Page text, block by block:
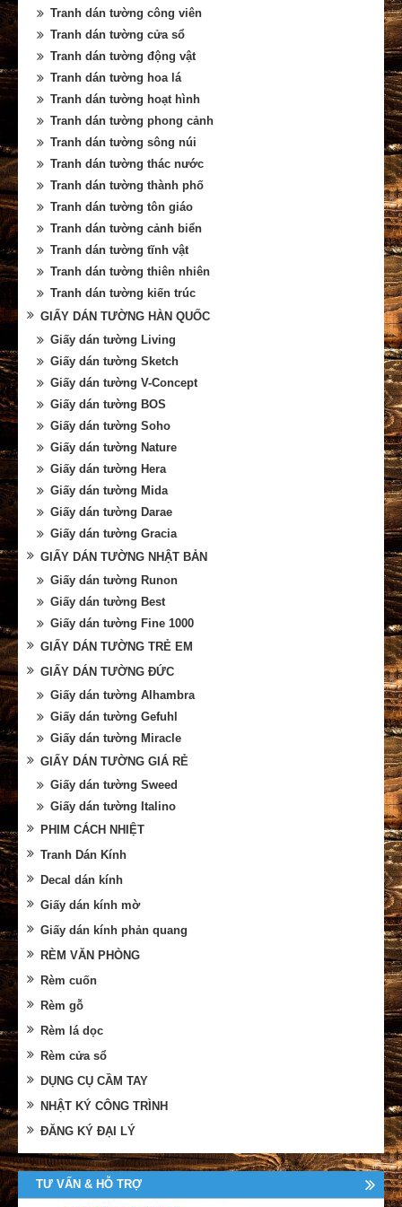
Tranh dán tường công viên
Tranh dán tường cửa sổ
Tranh dán tường động vật
Tranh dán tường hoa lá
Tranh dán tường hoạt hình
Tranh dán tường phong cảnh
Tranh dán tường sông núi
Tranh dán tường thác nước
Tranh dán tường thành phố
Tranh dán tường tôn giáo
Tranh dán tường cảnh biển
Tranh dán tường tĩnh vật
Tranh dán tường thiên nhiên
Tranh dán tường kiến trúc
GIẤY DÁN TƯỜNG HÀN QUỐC
Giấy dán tường Living
Giấy dán tường Sketch
Giấy dán tường V-Concept
Giấy dán tường BOS
Giấy dán tường Soho
Giấy dán tường Nature
Giấy dán tường Hera
Giấy dán tường Mida
Giấy dán tường Darae
Giấy dán tường Gracia
GIẤY DÁN TƯỜNG NHẬT BẢN
Giấy dán tường Runon
Giấy dán tường Best
Giấy dán tường Fine 1000
GIẤY DÁN TƯỜNG TRẺ EM
GIẤY DÁN TƯỜNG ĐỨC
Giấy dán tường Alhambra
Giấy dán tường Gefuhl
Giấy dán tường Miracle
GIẤY DÁN TƯỜNG GIÁ RẺ
Giấy dán tường Sweed
Giấy dán tường Italino
PHIM CÁCH NHIỆT
Tranh Dán Kính
Decal dán kính
Giấy dán kính mờ
Giấy dán kính phản quang
RÈM VĂN PHÒNG
Rèm cuốn
Rèm gỗ
Rèm lá dọc
Rèm cửa sổ
DỤNG CỤ CẦM TAY
NHẬT KÝ CÔNG TRÌNH
ĐĂNG KÝ ĐẠI LÝ
TƯ VẤN & HỖ TRỢ